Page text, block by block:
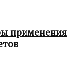
применения